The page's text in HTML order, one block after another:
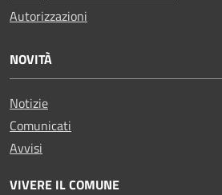
Autorizzazioni
NOVITÀ
Notizie
Comunicati
Avvisi
VIVERE IL COMUNE